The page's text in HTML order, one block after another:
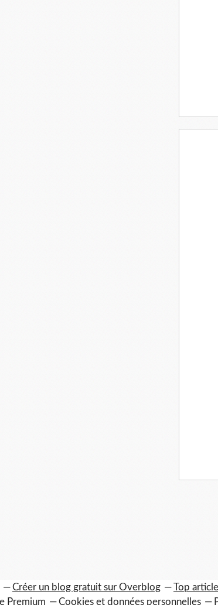
Créer un blog gratuit sur Overblog Top
Premium Cookies et données personnelles